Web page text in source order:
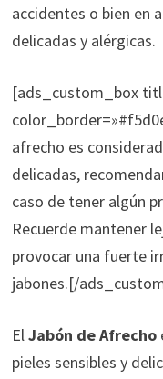
accidentes o bien en
delicadas y alérgicas.
[ads_custom_box
afrecho es
delicadas,
caso de tener algún
Recuerde mantener
provocar una fuerte
jabones.[/
ElJabón de Afrecho
pieles sensibles y